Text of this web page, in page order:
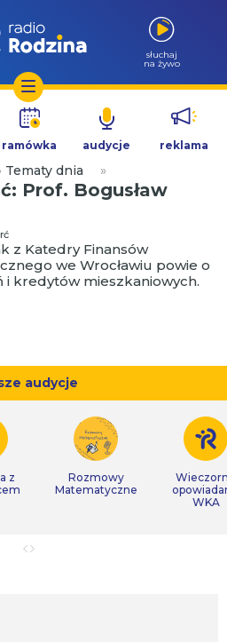
słuchaj
na żywo
ramówka audycje reklama
Tematy dnia »
Prof. Bogusław
z Katedry Finansów
we Wrocławiu powie o
i kredytów mieszkaniowych.
audycje
z
Rozmowy
Matematyczne
WKA